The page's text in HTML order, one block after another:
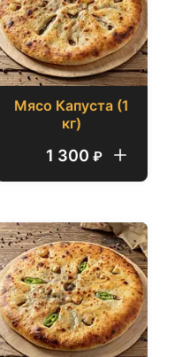
Мясо Капуста (1
кг)
1 300 ₽